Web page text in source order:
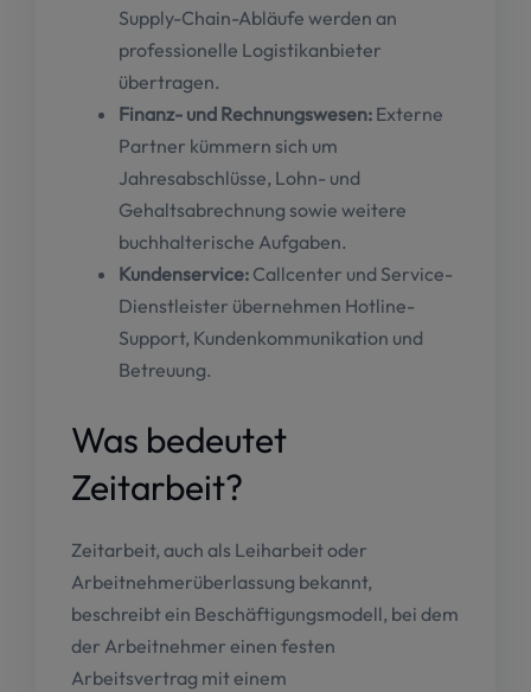
Supply-Chain-Abläufe werden an
professionelle Logistikanbieter
übertragen.
Finanz- und Rechnungswesen: Externe
Partner kümmern sich um
Jahresabschlüsse, Lohn- und
Gehaltsabrechnung sowie weitere
buchhalterische Aufgaben.
Kundenservice: Callcenter und Service-
Dienstleister übernehmen Hotline-
Support, Kundenkommunikation und
Betreuung.
Was bedeutet
Zeitarbeit?
Zeitarbeit, auch als Leiharbeit oder
Arbeitnehmerüberlassung bekannt,
beschreibt ein Beschäftigungsmodell, bei dem
der Arbeitnehmer einen festen
Arbeitsvertrag mit einem